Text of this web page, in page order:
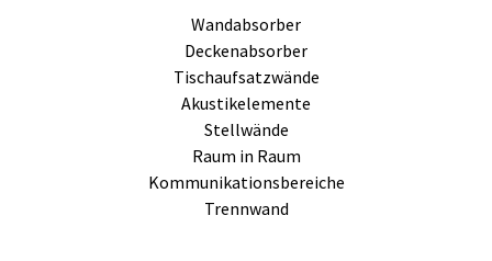
Wandabsorber
Deckenabsorber
Tischaufsatzwände
Akustikelemente
Stellwände
Raum in Raum
Kommunikationsbereiche
Trennwand